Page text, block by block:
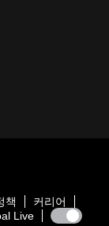
책
커리어
Live